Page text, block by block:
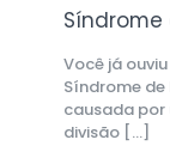
Síndrome
Você já
Síndrome
causada por
divisão […]